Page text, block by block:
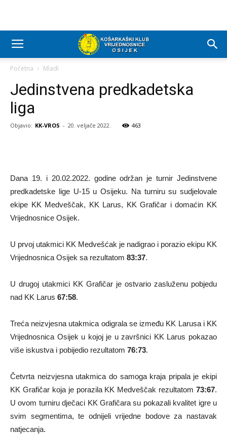
Početna Mladi
Jedinstvena predkadetska
liga
Objavio: KK-VROS - 20. veljače 2022. 463
Dana 19. i 20.02.2022. godine održan je turnir Jedinstvene
predkadetske lige U-15 u Osijeku. Na turniru su sudjelovale
ekipe KK Medveščak, KK Larus, KK Grafičar i domaćin KK
Vrijednosnice Osijek.
U prvoj utakmici KK Medvešćak je nadigrao i porazio ekipu KK
Vrijednosnica Osijek sa rezultatom 83:37.
U drugoj utakmici KK Grafičar je ostvario zasluženu pobjedu
nad KK Larus 67:58.
Treća neizvjesna utakmica odigrala se između KK Larusa i KK
Vrijednosnica Osijek u kojoj je u završnici KK Larus pokazao
više iskustva i pobijedio rezultatom 76:73.
Četvrta neizvjesna utakmica do samoga kraja pripala je ekipi
KK Grafičar koja je porazila KK Medveščak rezultatom 73:67.
U ovom turniru dječaci KK Grafičara su pokazali kvalitet igre u
svim segmentima, te odnijeli vrijedne bodove za nastavak
natjecanja.